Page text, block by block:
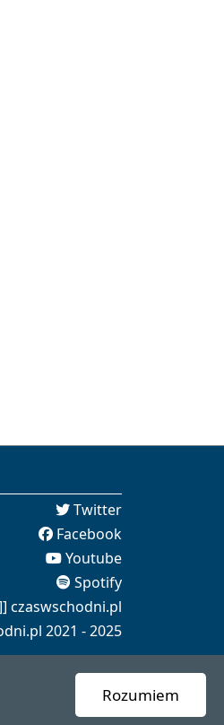
Twitter
Facebook
Youtube
Spotify
czaswschodni.pl
2021 - 2025
Rozumiem